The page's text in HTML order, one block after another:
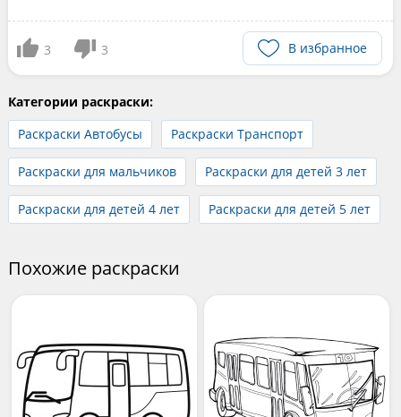
3 3 В избранное
Категории раскраски:
Раскраски Автобусы
Раскраски Транспорт
Раскраски для мальчиков Раскраски для детей 3 лет
Раскраски для детей 4 лет Раскраски для детей 5 лет
Похожие раскраски